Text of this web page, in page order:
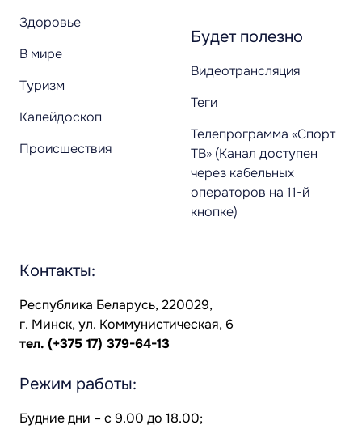
Здоровье
В мире
Туризм
Калейдоскоп
Происшествия
Будет полезно
Видеотрансляция
Теги
Телепрограмма «Спорт
ТВ» (Канал доступен
через кабельных
операторов на 11-й
кнопке)
Контакты:
Республика Беларусь, 220029,
г. Минск, ул. Коммунистическая, 6
тел. (+375 17) 379-64-13
Режим работы:
Будние дни – с 9.00 до 18.00;